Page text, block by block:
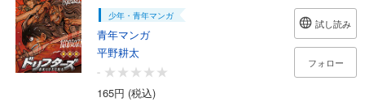
少年・青年マンガ
青年マンガ
平野耕太
-
165円 (税込)
試し読み
フォロー